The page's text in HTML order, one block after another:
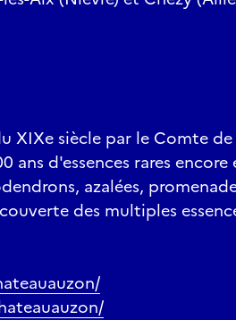
XIXe siècle par le Comte de
d'essences rares encore
azalées,
des multiples